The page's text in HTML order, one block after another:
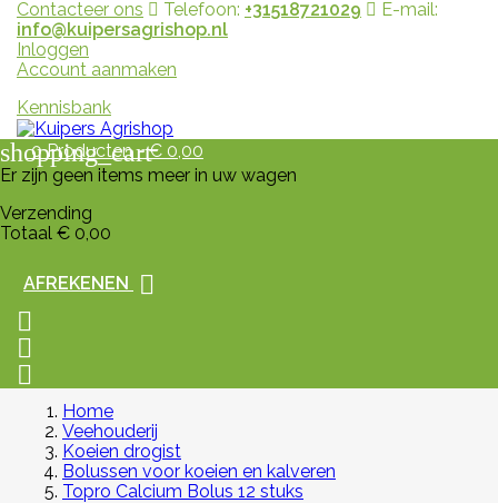
Contacteer ons Telefoon: +31518721029
E-mail:
info@kuipersagrishop.nl
Inloggen
Account aanmaken
Kennisbank
shopping_cart
0Producten - € 0,00
Er zijn geen items meer in uw wagen
Verzending
Totaal € 0,00
AFREKENEN




Home
Veehouderij
Koeien drogist
Bolussen voor koeien en kalveren
Topro Calcium Bolus 12 stuks